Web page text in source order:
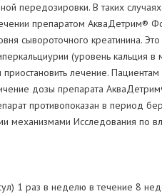
передозировки. В таких
препаратом АкваДетрим®
сывороточного креатинина.
(уровень кальция
лечение.
дозы препарата
противопоказан в период
механизмами Исследования по
1 раз в неделю в течение 8